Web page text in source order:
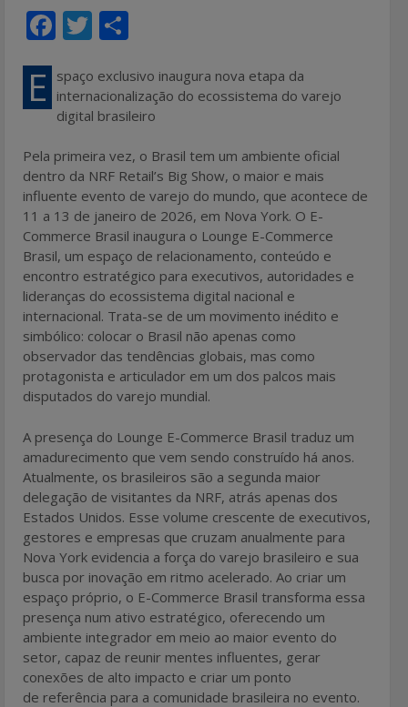
F
ac
e
b
o
o
k
T
w
itt
er
ar
e
E
spaço exclusivo inaugura nova etapa da
internacionalização do ecossistema do varejo
digital brasileiro
Pela primeira vez, o Brasil tem um ambiente oficial
dentro da NRF Retail’s Big Show, o maior e mais
influente evento de varejo do mundo, que acontece de
11 a 13 de janeiro de 2026, em Nova York. O E-
Commerce Brasil inaugura o Lounge E-Commerce
Brasil, um espaço de relacionamento, conteúdo e
encontro estratégico para executivos, autoridades e
lideranças do ecossistema digital nacional e
internacional. Trata-se de um movimento inédito e
simbólico: colocar o Brasil não apenas como
observador das tendências globais, mas como
protagonista e articulador em um dos palcos mais
disputados do varejo mundial.
A presença do Lounge E-Commerce Brasil traduz um
amadurecimento que vem sendo construído há anos.
Atualmente, os brasileiros são a segunda maior
delegação de visitantes da NRF, atrás apenas dos
Estados Unidos. Esse volume crescente de executivos,
gestores e empresas que cruzam anualmente para
Nova York evidencia a força do varejo brasileiro e sua
busca por inovação em ritmo acelerado. Ao criar um
espaço próprio, o E-Commerce Brasil transforma essa
presença num ativo estratégico, oferecendo um
ambiente integrador em meio ao maior evento do
setor, capaz de reunir mentes influentes, gerar
conexões de alto impacto e criar um ponto
de referência para a comunidade brasileira no evento.